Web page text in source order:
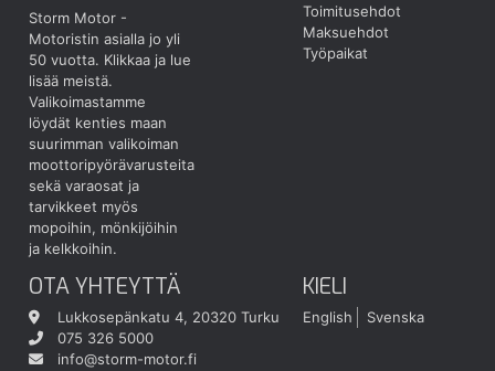
Storm Motor -
Motoristin asialla jo yli
50 vuotta. Klikkaa ja lue
lisää meistä.
Valikoimastamme
löydät kenties maan
suurimman valikoiman
moottoripyörävarusteita
sekä varaosat ja
tarvikkeet myös
mopoihin, mönkijöihin
ja kelkkoihin.
Toimitusehdot
Maksuehdot
Työpaikat
OTA YHTEYTTÄ
Lukkosepänkatu 4, 20320 Turku
075 326 5000
info@storm-motor.fi
KIELI
English Svenska